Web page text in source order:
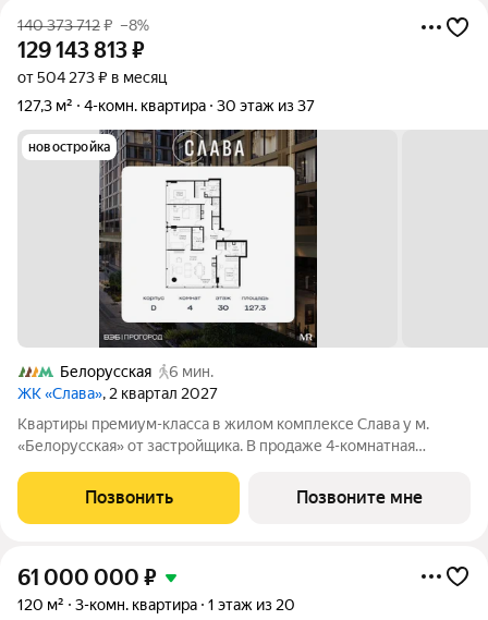
140 373 712₽ –8%
129 143 813₽
от 504 273 ₽ в месяц
127,3 м²
4-комн. квартира 30 этаж из 37
новостройка
Белорусская
6 мин.
ЖК «Слава», 2 квартал 2027
Квартиры премиум-класса в жилом комплексе Слава у м.
«Белорусская» от застройщика. В продаже 4-комнатная
Новый современный жилой комплекс премиум-класса Слава
расположен в той части центра,
Позвонить Позвоните мне
61 000 000 ₽
120 м² 3-комн. квартира 1 этаж из 20